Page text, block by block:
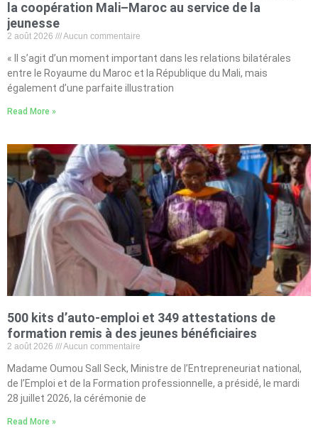
la coopération Mali–Maroc au service de la
jeunesse
2 août 2026 Aucun commentaire
« Il s’agit d’un moment important dans les relations bilatérales
entre le Royaume du Maroc et la République du Mali, mais
également d’une parfaite illustration
Read More »
500 kits d’auto-emploi et 349 attestations de
formation remis à des jeunes bénéficiaires
2 août 2026 Aucun commentaire
Madame Oumou Sall Seck, Ministre de l’Entrepreneuriat national,
de l’Emploi et de la Formation professionnelle, a présidé, le mardi
28 juillet 2026, la cérémonie de
Read More »